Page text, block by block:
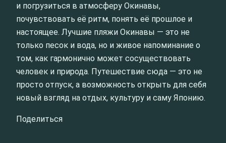
и погрузиться в атмосферу Окинавы,
почувствовать её ритм, понять её прошлое и
настоящее. Лучшие пляжи Окинавы — это не
только песок и вода, но и живое напоминание о
том, как гармонично может сосуществовать
человек и природа. Путешествие сюда — это не
просто отпуск, а возможность открыть для себя
новый взгляд на отдых, культуру и саму Японию.
Поделиться